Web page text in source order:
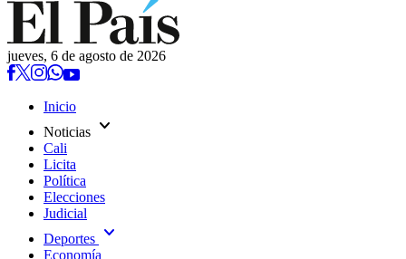
jueves, 6 de agosto de 2026
Inicio
Noticias expand_more
Cali
Licita
Política
Elecciones
Judicial
Deportes expand_more
Economía